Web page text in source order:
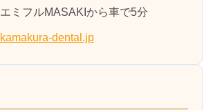
エミフルMASAKIから車で5分
kamakura-dental.jp